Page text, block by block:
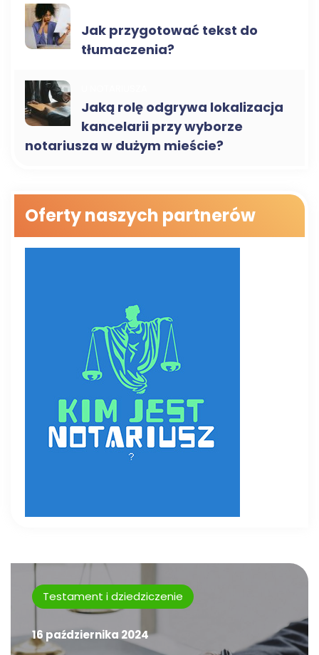
Jak przygotować tekst do
tłumaczenia?
Jaką rolę odgrywa lokalizacja
kancelarii przy wyborze
notariusza w dużym mieście?
Oferty naszych partnerów
Testament i dziedziczenie
16 października 2024